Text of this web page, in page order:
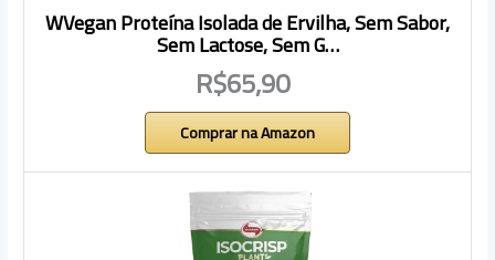
WVegan Proteína Isolada de Ervilha, Sem Sabor,
Sem Lactose, Sem G…
R$65,90
Comprar na Amazon